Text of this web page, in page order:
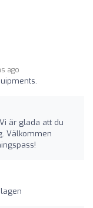
ago
är glada att du
Välkommen